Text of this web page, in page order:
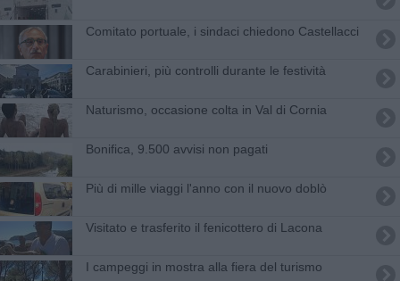
Comitato portuale, i sindaci chiedono Castellacci
Carabinieri, più controlli durante le festività
Naturismo, occasione colta in Val di Cornia
Bonifica, 9.500 avvisi non pagati
Più di mille viaggi l'anno con il nuovo doblò
Visitato e trasferito il fenicottero di Lacona
I campeggi in mostra alla fiera del turismo